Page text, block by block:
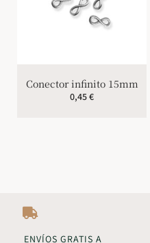
Conector infinito 15mm
0,45€
ENVÍOS GRATIS A